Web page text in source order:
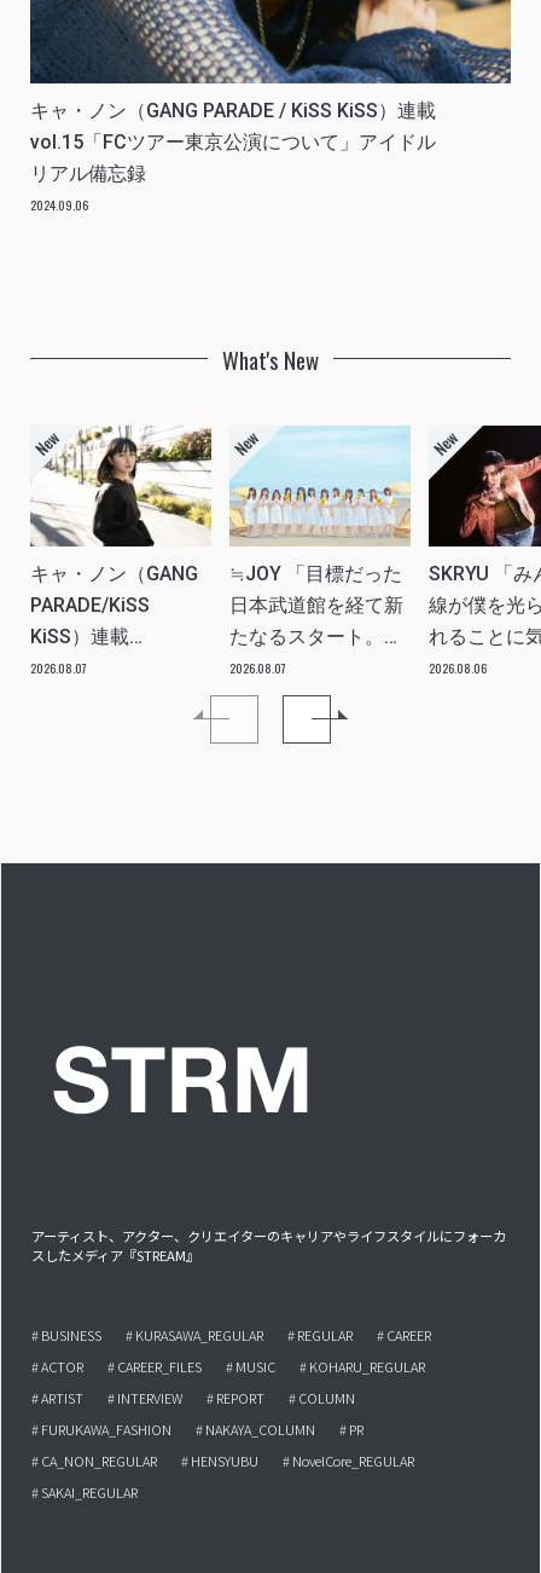
キャ・ノン（GANG PARADE / KiSS KiSS）連載
vol.15「FCツアー東京公演について」アイドル
リアル備忘録
2024.09.06
What's New
キャ・ノン（GANG
PARADE/KiSS
KiSS）連載
vol.113「読者からの
質問”のんちゃんはラ
2026.08.07
≒JOY 「目標だった
日本武道館を経て新
たなるスタート。
≒JOYにしかない魅
力を磨いていきた
2026.08.07
SKRYU 「み
線が僕を光
れることに
た」
2026.08.06
アーティスト、アクター、クリエイターのキャリアやライフスタイルにフォーカ
スしたメディア『STREAM』
# BUSINESS # KURASAWA_REGULAR # REGULAR
# CAREER
# ACTOR
# CAREER_FILES # MUSIC
# KOHARU_REGULAR
# ARTIST
# INTERVIEW # REPORT
# COLUMN
# FURUKAWA_FASHION
# NAKAYA_COLUMN
# PR
# CA_NON_REGULAR
# HENSYUBU
# NovelCore_REGULAR
# SAKAI_REGULAR